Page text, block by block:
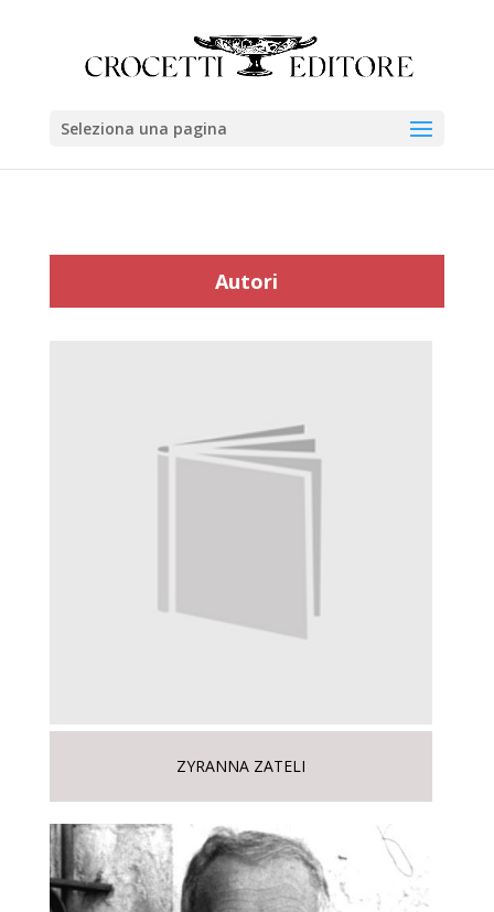
Seleziona una pagina
Autori
ZYRANNA ZATELI